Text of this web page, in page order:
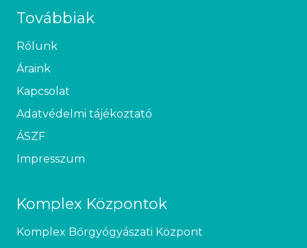
Továbbiak
Rólunk
Áraink
Kapcsolat
Adatvédelmi tájékoztató
ÁSZF
Impresszum
Komplex Központok
Komplex Bőrgyógyászati Központ